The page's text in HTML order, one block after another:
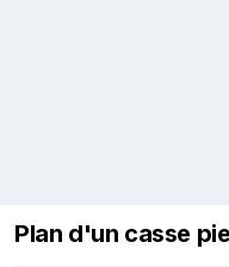
Plan d'un casse